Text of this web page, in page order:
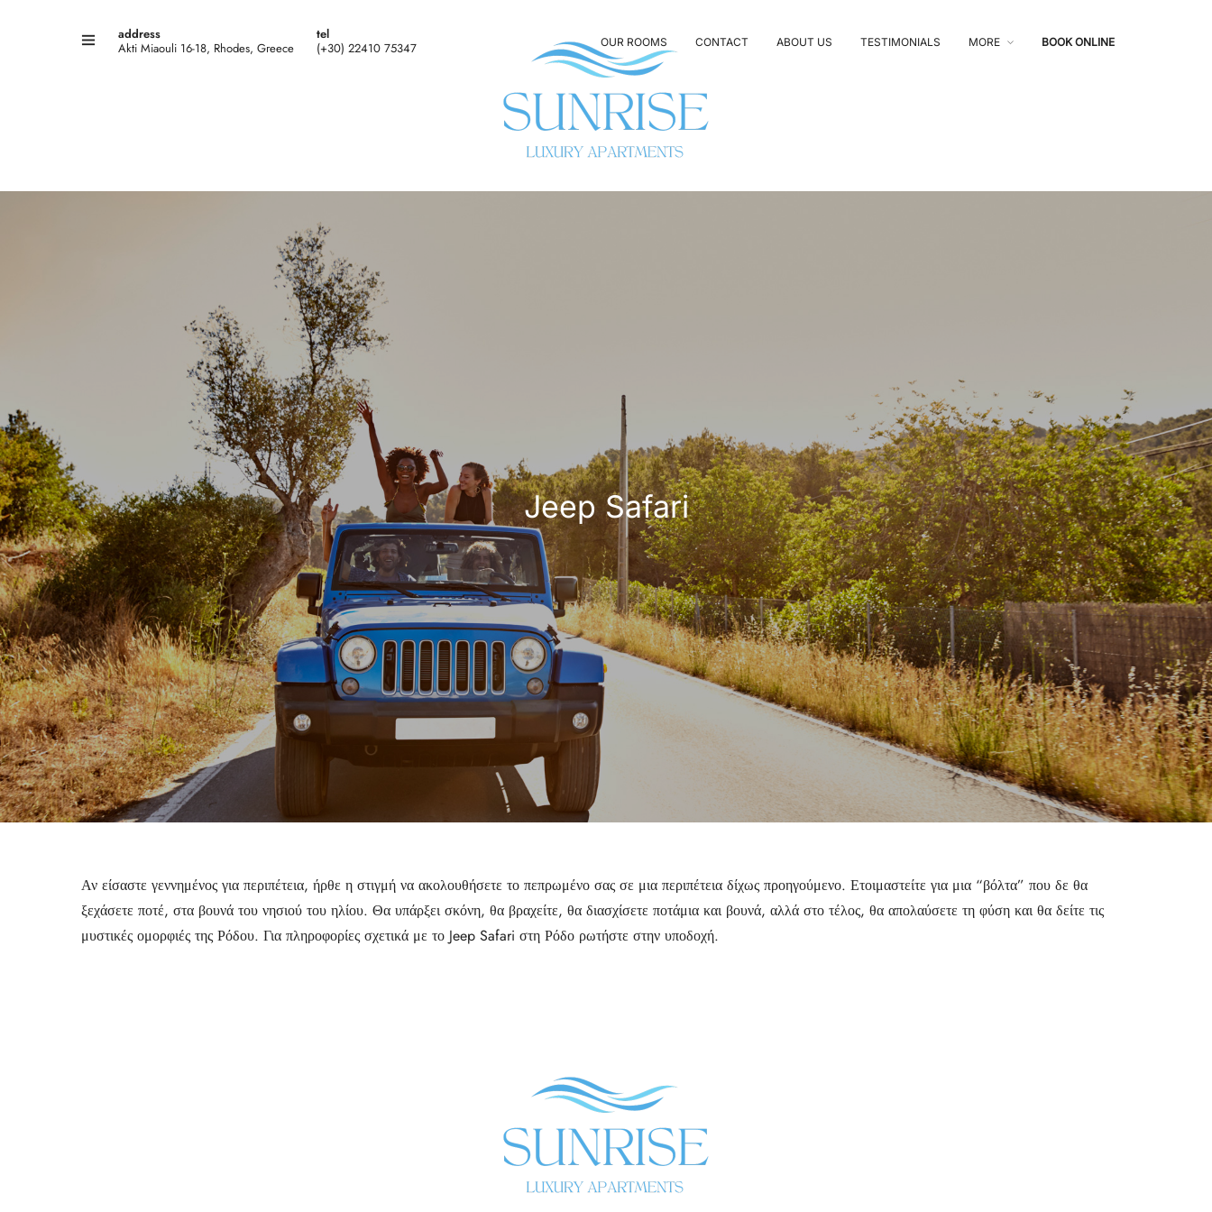
address
Akti Miaouli 16-18, Rhodes, Greece
tel
(+30) 22410 75347
OUR ROOMS CONTACT ABOUT US TESTIMONIALS MORE BOOK ONLINE
Jeep Safari
Αν είσαστε γεννημένος για περιπέτεια, ήρθε η στιγμή να ακολουθήσετε το πεπρωμένο σας σε μια περιπέτεια δίχως προηγούμενο. Ετοιμαστείτε για μια “βόλτα” που δε θα
ξεχάσετε ποτέ, στα βουνά του νησιού του ηλίου. Θα υπάρξει σκόνη, θα βραχείτε, θα διασχίσετε ποτάμια και βουνά, αλλά στο τέλος, θα απολαύσετε τη φύση και θα δείτε τις
μυστικές ομορφιές της Ρόδου. Για πληροφορίες σχετικά με το Jeep Safari στη Ρόδο ρωτήστε στην υποδοχή.